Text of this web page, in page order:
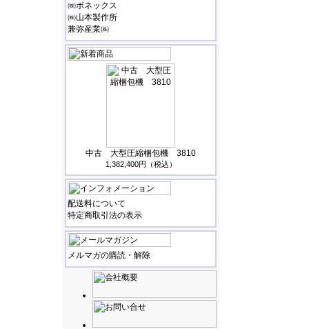
㈱ボネックス
㈱山本製作所
兼弥産業㈱
中古 大型圧縮梱包機 3810
1,382,400円（税込）
配送料について
特定商取引法の表示
メルマガの購読・解除